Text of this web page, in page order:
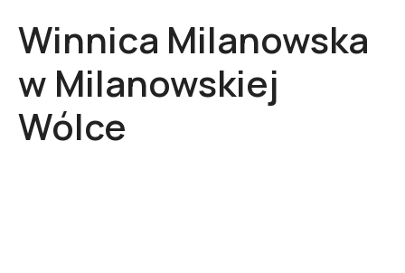
Winnica Milanowska
w Milanowskiej
Wólce